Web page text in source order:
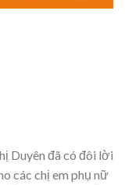
Duyên đã có đôi lời
các chị em phụ nữ